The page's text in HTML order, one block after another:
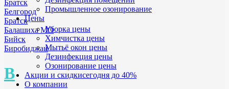
Братск
Белгород
Братск
Балашиха МО
Бийск
Биробиджан
В
Промышленное озонирование
Цены
Уборка цены
Химчистка цены
Мытьё окон цены
Дезинфекция цены
Озонирование цены
Акции и скидкисегодня до 40%
О компании